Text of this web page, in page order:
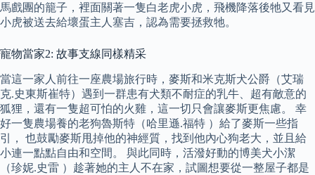
馬戲團的籠子，裡面關著一隻白老虎小虎，飛機降落後牠又看見
小虎被送去給壞蛋主人塞吉，認為需要拯救牠。
寵物當家2: 故事支線同樣精采
當這一家人前往一座農場旅行時，麥斯和米克斯犬公爵（艾瑞
克.史東斯崔特）遇到一群患有犬類不耐症的乳牛、超有敵意的
狐狸，還有一隻超可怕的火雞，這一切只會讓麥斯更焦慮。 幸
好一隻農場養的老狗魯斯特（哈里遜.福特 ）給了麥斯一些指
引， 也鼓勵麥斯甩掉他的神經質，找到他內心狗老大，並且給
小連一點點自由和空間。 與此同時，活潑好動的博美犬小潔
（珍妮.史雷 ）趁著她的主人不在家，試圖想要從一整屋子都是